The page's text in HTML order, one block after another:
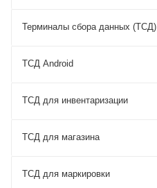
Терминалы сбора данных (ТСД)
ТСД Android
ТСД для инвентаризации
ТСД для магазина
ТСД для маркировки